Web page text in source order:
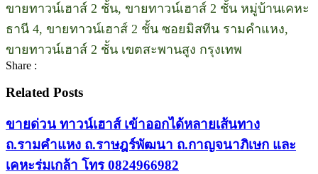
ขายทาวน์เฮาส์ 2 ชั้น, ขายทาวน์เฮาส์ 2 ชั้น หมู่บ้านเคหะ
ธานี 4, ขายทาวน์เฮาส์ 2 ชั้น ซอยมิสทีน รามคำแหง,
ขายทาวน์เฮาส์ 2 ชั้น เขตสะพานสูง กรุงเทพ
Share :
Related Posts
ขายด่วน ทาวน์เฮาส์ เข้าออกได้หลายเส้นทาง
ถ.รามคำแหง ถ.ราษฎร์พัฒนา ถ.กาญจนาภิเษก และ
เคหะร่มเกล้า โทร 0824966982